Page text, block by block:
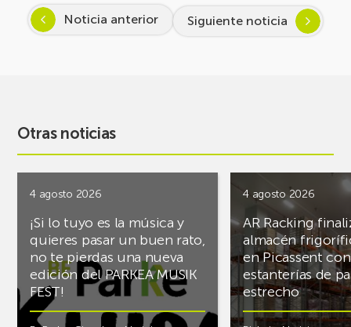
Noticia anterior Siguiente noticia
Otras noticias
4 agosto 2026
¡Si lo tuyo es la música y
quieres pasar un buen rato,
no te pierdas una nueva
edición del PARKEA MUSIK
FEST!
4 agosto 2026
AR Racking
almacén
en Picassent con
estanterías de
estrecho